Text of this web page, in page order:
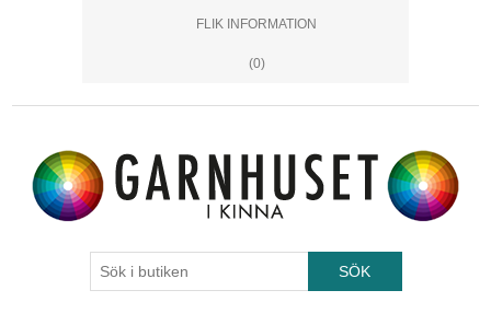
FLIK INFORMATION
(0)